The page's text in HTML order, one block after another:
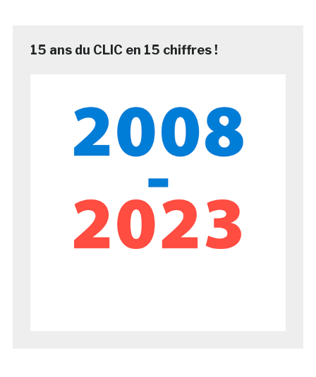
15 ans du CLIC en 15 chiffres !